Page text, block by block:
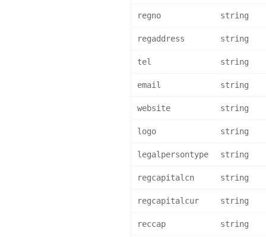
regno string
regaddress string
tel string
email string
website string
logo string
legalpersontype string
regcapitalcn string
regcapitalcur string
reccap string